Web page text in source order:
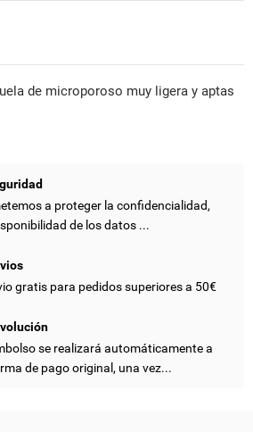
de microporoso muy ligera y aptas
a proteger la confidencialidad,
de los datos ...
gratis para pedidos superiores a 50€
se realizará automáticamente a
de pago original, una vez...
PARA GUARDAR PRODUCTOS EN SU